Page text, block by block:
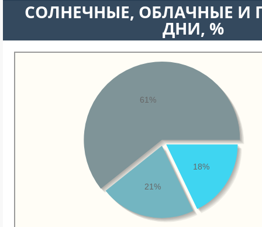
CОЛНЕЧНЫЕ, ОБЛАЧНЫЕ И
ДНИ, %
18%
21%
61%